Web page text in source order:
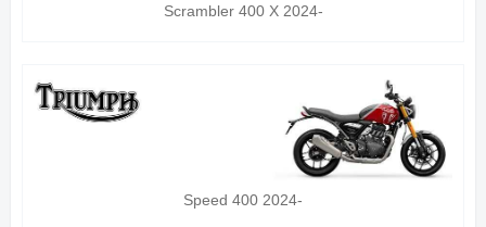
Scrambler 400 X 2024-
Speed 400 2024-